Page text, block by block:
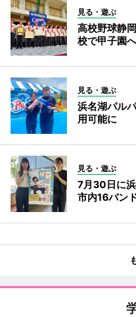
見る・遊ぶ
高校野球静
校で甲子園
見る・遊ぶ
浜名湖パル
用可能に
見る・遊ぶ
7月30日に
市内16バン